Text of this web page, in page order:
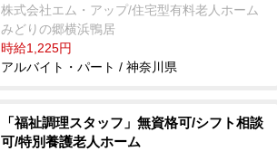
株式会社エム・アップ/住宅型有料老人ホーム
みどりの郷横浜鴨居
時給1,225円
アルバイト・パート / 神奈川県
「福祉調理スタッフ」無資格可/シフト相談
可/特別養護老人ホーム